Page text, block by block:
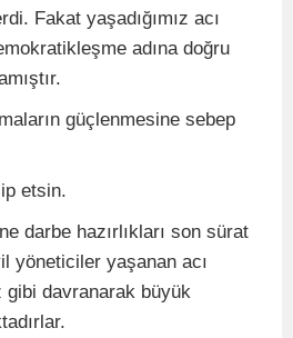
Fakat yaşadığımız acı
adına doğru
güçlenmesine sebep
etsin.
darbe hazırlıkları son sürat
yöneticiler yaşanan acı
davranarak büyük